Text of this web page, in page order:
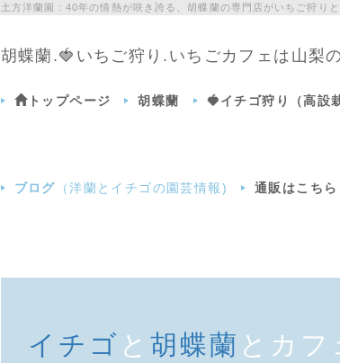
土方洋蘭園：40年の情熱が咲き誇る、胡蝶蘭の専門店がいちご狩り
胡蝶蘭.🍓いちご狩り.いちごカフェは山梨
トップページ 胡蝶蘭 🍓イチゴ狩り（高設
ブログ （洋蘭とイチゴの園芸情報) 通販はこちら
イチゴ と 胡蝶蘭 とカフ